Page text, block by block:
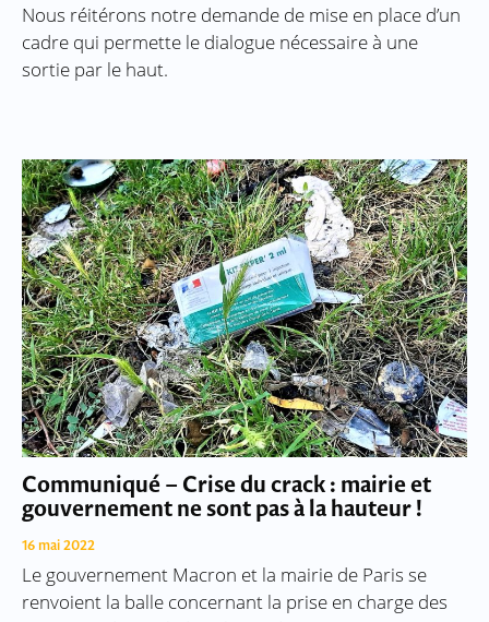
Nous réitérons notre demande de mise en place d’un
cadre qui permette le dialogue nécessaire à une
sortie par le haut.
Communiqué – Crise du crack : mairie et
gouvernement ne sont pas à la hauteur !
16 mai 2022
Le gouvernement Macron et la mairie de Paris se
renvoient la balle concernant la prise en charge des